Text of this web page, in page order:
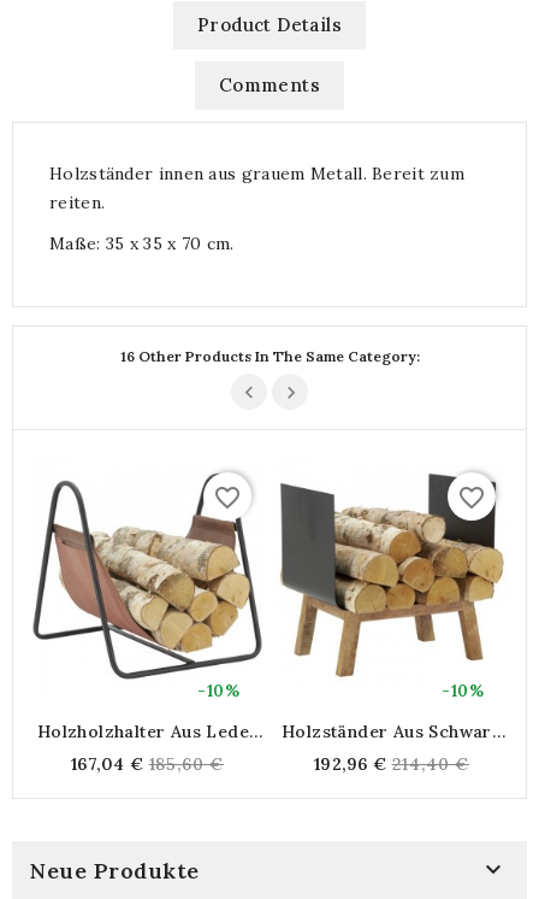
Product Details
Comments
Holzständer innen aus grauem Metall. Bereit zum
reiten.
Maße: 35 x 35 x 70 cm.
16 Other Products In The Same Category:
-10%
favorite_border
Holzholzhalter Aus Leder
Metallstruktur
167,04 € Regular
price
185,60 €
-10%
favorite_border
Holzständer Aus Schwarz
Holzbeinen
192,96 € Regular
price
214,40 €
Neue Produkte 